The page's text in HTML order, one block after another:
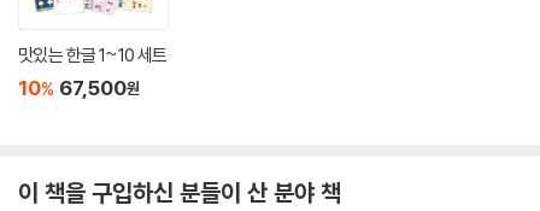
맛있는 한글 1~10 세트
10% 67,500원
이 책을 구입하신 분들이 산 분야 책